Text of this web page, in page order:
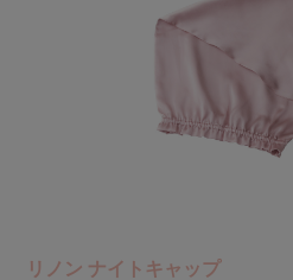
リノン ナイトキャップ